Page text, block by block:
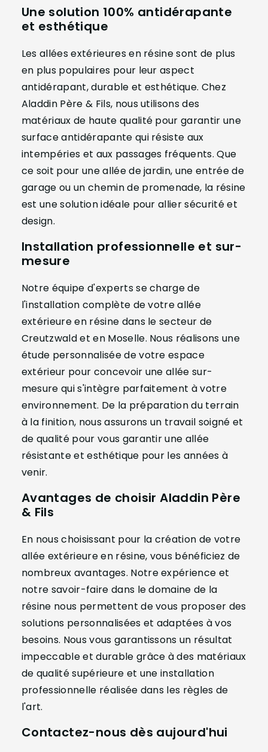
Une solution 100% antidérapante
et esthétique
Les allées extérieures en résine sont de plus
en plus populaires pour leur aspect
antidérapant, durable et esthétique. Chez
Aladdin Père & Fils, nous utilisons des
matériaux de haute qualité pour garantir une
surface antidérapante qui résiste aux
intempéries et aux passages fréquents. Que
ce soit pour une allée de jardin, une entrée de
garage ou un chemin de promenade, la résine
est une solution idéale pour allier sécurité et
design.
Installation professionnelle et sur-
mesure
Notre équipe d'experts se charge de
l'installation complète de votre allée
extérieure en résine dans le secteur de
Creutzwald et en Moselle. Nous réalisons une
étude personnalisée de votre espace
extérieur pour concevoir une allée sur-
mesure qui s'intègre parfaitement à votre
environnement. De la préparation du terrain
à la finition, nous assurons un travail soigné et
de qualité pour vous garantir une allée
résistante et esthétique pour les années à
venir.
Avantages de choisir Aladdin Père
& Fils
En nous choisissant pour la création de votre
allée extérieure en résine, vous bénéficiez de
nombreux avantages. Notre expérience et
notre savoir-faire dans le domaine de la
résine nous permettent de vous proposer des
solutions personnalisées et adaptées à vos
besoins. Nous vous garantissons un résultat
impeccable et durable grâce à des matériaux
de qualité supérieure et une installation
professionnelle réalisée dans les règles de
l'art.
Contactez-nous dès aujourd'hui